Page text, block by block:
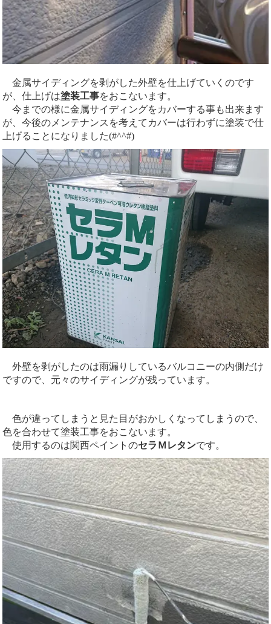
金属サイディングを剥がした外壁を仕上げていくのです
が、仕上げは塗装工事をおこないます。
今までの様に金属サイディングをカバーする事も出来ます
が、今後のメンテナンスを考えてカバーは行わずに塗装で仕
上げることになりました(#^^#)
外壁を剥がしたのは雨漏りしているバルコニーの内側だけ
ですので、元々のサイディングが残っています。
色が違ってしまうと見た目がおかしくなってしまうので、
色を合わせて塗装工事をおこないます。
使用するのは関西ペイントのセラＭレタンです。